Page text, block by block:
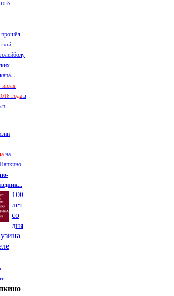
прошёл
июля
годав
на
100
лет
со
дня